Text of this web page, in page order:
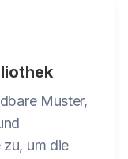
Muster,
zu, um die